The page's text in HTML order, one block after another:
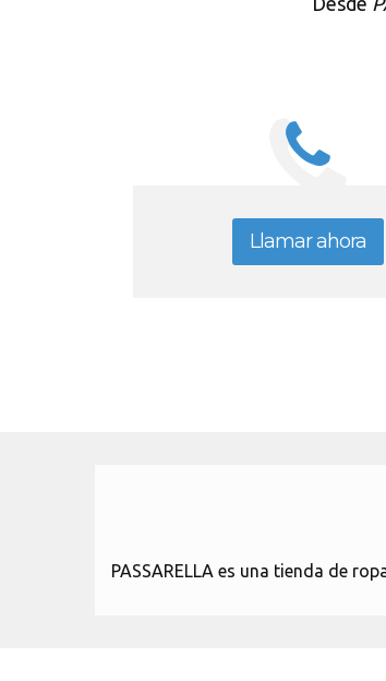
Llamar ahora
PASSARELLA es una tienda de